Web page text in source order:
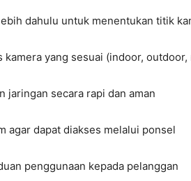
dahulu untuk menentukan titik
kamera yang sesuai (indoor,
jaringan secara rapi dan aman
agar dapat diakses melalui ponsel
penggunaan kepada pelanggan